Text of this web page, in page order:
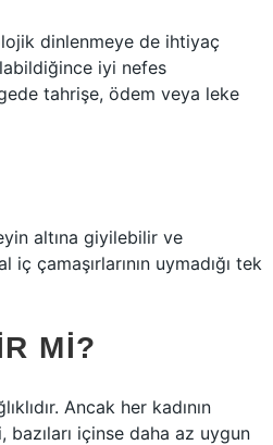
dinlenmeye de ihtiyaç
iyi nefes
tahrişe, ödem veya leke
altına giyilebilir ve
çamaşırlarının uymadığı tek
MI?
Ancak her kadının
içinse daha az uygun